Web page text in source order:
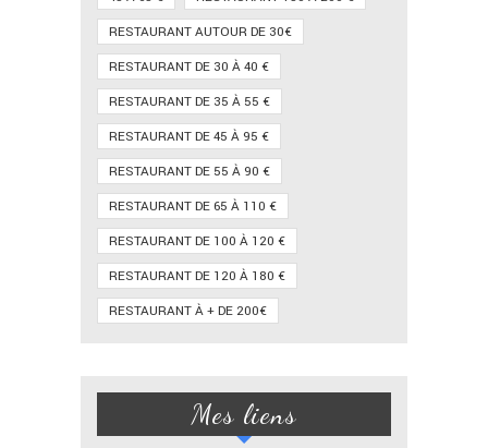
RESTAURANT AUTOUR DE 30€
RESTAURANT DE 30 À 40 €
RESTAURANT DE 35 À 55 €
RESTAURANT DE 45 À 95 €
RESTAURANT DE 55 À 90 €
RESTAURANT DE 65 À 110 €
RESTAURANT DE 100 À 120 €
RESTAURANT DE 120 À 180 €
RESTAURANT À + DE 200€
Mes liens